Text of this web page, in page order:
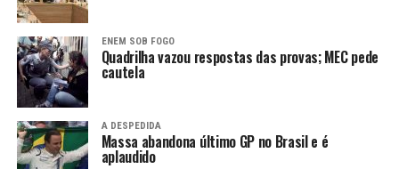
ENEM SOB FOGO
Quadrilha vazou respostas das provas; MEC pede
cautela
A DESPEDIDA
Massa abandona último GP no Brasil e é
aplaudido